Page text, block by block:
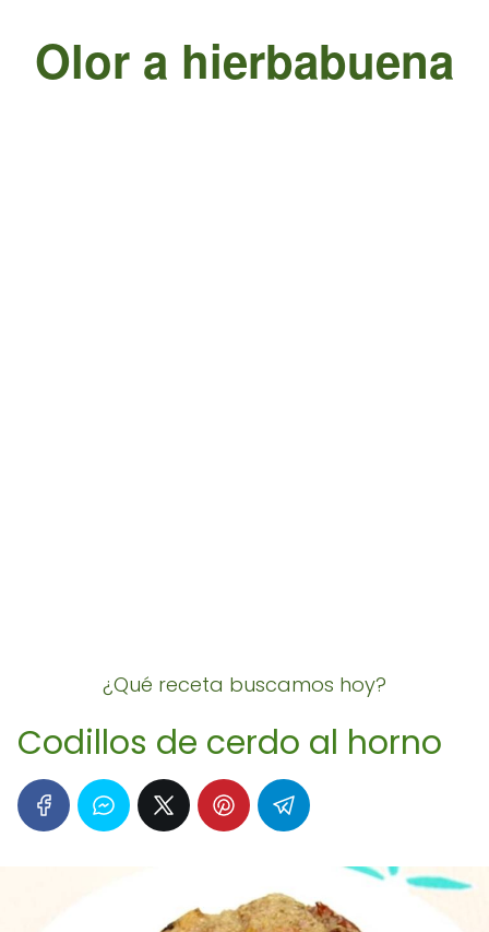
Olor a hierbabuena
¿Qué receta buscamos hoy?
Codillos de cerdo al horno